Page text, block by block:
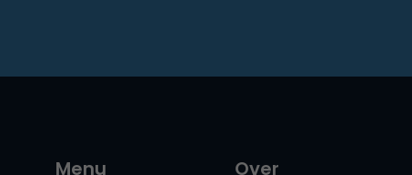
Menu Over